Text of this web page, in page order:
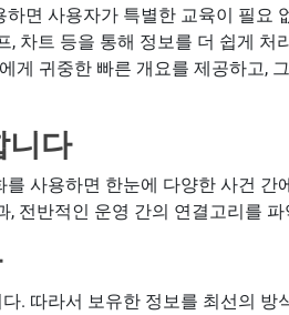
면 사용자가 특별한 교육이 필요
, 차트 등을 통해 정보를 더 쉽게 처
게 귀중한 빠른 개요를 제공하고,
니다
사용하면 한눈에 다양한 사건 간
전반적인 운영 간의 연결고리를
. 따라서 보유한 정보를 최선의 방